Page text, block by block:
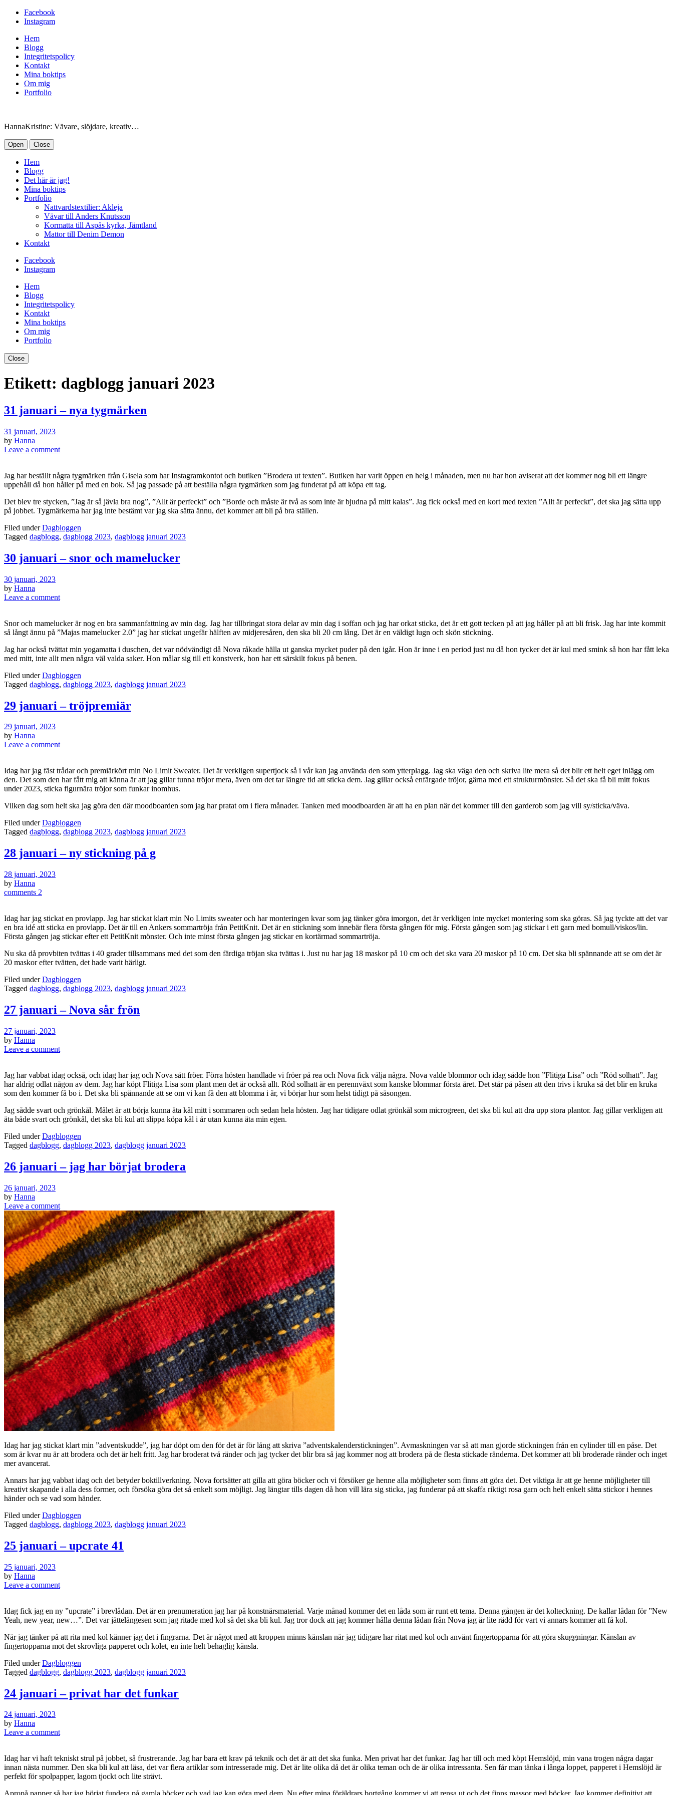
Facebook
Instagram
Hem
Blogg
Integritetspolicy
Kontakt
Mina boktips
Om mig
Portfolio
HannaKristine: Vävare, slöjdare, kreativ…
Open Close
Hem
Blogg
Det här är jag!
Mina boktips
Portfolio
Nattvardstextilier: Akleja
Vävar till Anders Knutsson
Kormatta till Aspås kyrka, Jämtland
Mattor till Denim Demon
Kontakt
Facebook
Instagram
Hem
Blogg
Integritetspolicy
Kontakt
Mina boktips
Om mig
Portfolio
Close
Etikett: dagblogg januari 2023
31 januari – nya tygmärken
31 januari, 2023
by Hanna
Leave a comment
Jag har beställt några tygmärken från Gisela som har Instagramkontot och butiken ”Brodera ut texten”. Butiken har varit öppen en helg i månaden, men nu har hon aviserat att det kommer nog bli ett längre
uppehåll då hon håller på med en bok. Så jag passade på att beställa några tygmärken som jag funderat på att köpa ett tag.
Det blev tre stycken, ”Jag är så jävla bra nog”, ”Allt är perfeckt” och ”Borde och måste är två as som inte är bjudna på mitt kalas”. Jag fick också med en kort med texten ”Allt är perfeckt”, det ska jag sätta upp
på jobbet. Tygmärkerna har jag inte bestämt var jag ska sätta ännu, det kommer att bli på bra ställen.
Filed underDagbloggen
Tagged dagblogg, dagblogg 2023, dagblogg januari 2023
30 januari – snor och mamelucker
30 januari, 2023
by Hanna
Leave a comment
Snor och mamelucker är nog en bra sammanfattning av min dag. Jag har tillbringat stora delar av min dag i soffan och jag har orkat sticka, det är ett gott tecken på att jag håller på att bli frisk. Jag har inte kommit
så långt ännu på ”Majas mamelucker 2.0” jag har stickat ungefär hälften av midjeresåren, den ska bli 20 cm lång. Det är en väldigt lugn och skön stickning.
Jag har också tvättat min yogamatta i duschen, det var nödvändigt då Nova råkade hälla ut ganska mycket puder på den igår. Hon är inne i en period just nu då hon tycker det är kul med smink så hon har fått leka
med mitt, inte allt men några väl valda saker. Hon målar sig till ett konstverk, hon har ett särskilt fokus på benen.
Filed underDagbloggen
Tagged dagblogg, dagblogg 2023, dagblogg januari 2023
29 januari – tröjpremiär
29 januari, 2023
by Hanna
Leave a comment
Idag har jag fäst trådar och premiärkört min No Limit Sweater. Det är verkligen supertjock så i vår kan jag använda den som ytterplagg. Jag ska väga den och skriva lite mera så det blir ett helt eget inlägg om
den. Det som den har fått mig att känna är att jag gillar tunna tröjor mera, även om det tar längre tid att sticka dem. Jag gillar också enfärgade tröjor, gärna med ett strukturmönster. Så det ska få bli mitt fokus
under 2023, sticka figurnära tröjor som funkar inomhus.
Vilken dag som helt ska jag göra den där moodboarden som jag har pratat om i flera månader. Tanken med moodboarden är att ha en plan när det kommer till den garderob som jag vill sy/sticka/väva.
Filed underDagbloggen
Tagged dagblogg, dagblogg 2023, dagblogg januari 2023
28 januari – ny stickning på g
28 januari, 2023
by Hanna
comments 2
Idag har jag stickat en provlapp. Jag har stickat klart min No Limits sweater och har monteringen kvar som jag tänker göra imorgon, det är verkligen inte mycket montering som ska göras. Så jag tyckte att det var
en bra idé att sticka en provlapp. Det är till en Ankers sommartröja från PetitKnit. Det är en stickning som innebär flera första gången för mig. Första gången som jag stickar i ett garn med bomull/viskos/lin.
Första gången jag stickar efter ett PetitKnit mönster. Och inte minst första gången jag stickar en kortärmad sommartröja.
Nu ska då provbiten tvättas i 40 grader tillsammans med det som den färdiga tröjan ska tvättas i. Just nu har jag 18 maskor på 10 cm och det ska vara 20 maskor på 10 cm. Det ska bli spännande att se om det är
20 maskor efter tvätten, det hade varit härligt.
Filed underDagbloggen
Tagged dagblogg, dagblogg 2023, dagblogg januari 2023
27 januari – Nova sår frön
27 januari, 2023
by Hanna
Leave a comment
Jag har vabbat idag också, och idag har jag och Nova sått fröer. Förra hösten handlade vi fröer på rea och Nova fick välja några. Nova valde blommor och idag sådde hon ”Flitiga Lisa” och ”Röd solhatt”. Jag
har aldrig odlat någon av dem. Jag har köpt Flitiga Lisa som plant men det är också allt. Röd solhatt är en perennväxt som kanske blommar första året. Det står på påsen att den trivs i kruka så det blir en kruka
som den kommer få bo i. Det ska bli spännande att se om vi kan få den att blomma i år, vi börjar hur som helst tidigt på säsongen.
Jag sådde svart och grönkål. Målet är att börja kunna äta kål mitt i sommaren och sedan hela hösten. Jag har tidigare odlat grönkål som microgreen, det ska bli kul att dra upp stora plantor. Jag gillar verkligen att
äta både svart och grönkål, det ska bli kul att slippa köpa kål i år utan kunna äta min egen.
Filed underDagbloggen
Tagged dagblogg, dagblogg 2023, dagblogg januari 2023
26 januari – jag har börjat brodera
26 januari, 2023
by Hanna
Leave a comment
Idag har jag stickat klart min ”adventskudde”, jag har döpt om den för det är för lång att skriva ”adventskalenderstickningen”. Avmaskningen var så att man gjorde stickningen från en cylinder till en påse. Det
som är kvar nu är att brodera och det är helt fritt. Jag har broderat två ränder och jag tycker det blir bra så jag kommer nog att brodera på de flesta stickade ränderna. Det kommer att bli broderade ränder och inget
mer avancerat.
Annars har jag vabbat idag och det betyder boktillverkning. Nova fortsätter att gilla att göra böcker och vi försöker ge henne alla möjligheter som finns att göra det. Det viktiga är att ge henne möjligheter till
kreativt skapande i alla dess former, och försöka göra det så enkelt som möjligt. Jag längtar tills dagen då hon vill lära sig sticka, jag funderar på att skaffa riktigt rosa garn och helt enkelt sätta stickor i hennes
händer och se vad som händer.
Filed underDagbloggen
Tagged dagblogg, dagblogg 2023, dagblogg januari 2023
25 januari – upcrate 41
25 januari, 2023
by Hanna
Leave a comment
Idag fick jag en ny ”upcrate” i brevlådan. Det är en prenumeration jag har på konstnärsmaterial. Varje månad kommer det en låda som är runt ett tema. Denna gången är det kolteckning. De kallar lådan för ”New
Yeah, new year, new…”. Det var jättelängesen som jag ritade med kol så det ska bli kul. Jag tror dock att jag kommer hålla denna lådan från Nova jag är lite rädd för vart vi annars kommer att få kol.
När jag tänker på att rita med kol känner jag det i fingrarna. Det är något med att kroppen minns känslan när jag tidigare har ritat med kol och använt fingertopparna för att göra skuggningar. Känslan av
fingertopparna mot det skrovliga papperet och kolet, en inte helt behaglig känsla.
Filed underDagbloggen
Tagged dagblogg, dagblogg 2023, dagblogg januari 2023
24 januari – privat har det funkar
24 januari, 2023
by Hanna
Leave a comment
Idag har vi haft tekniskt strul på jobbet, så frustrerande. Jag har bara ett krav på teknik och det är att det ska funka. Men privat har det funkar. Jag har till och med köpt Hemslöjd, min vana trogen några dagar
innan nästa nummer. Den ska bli kul att läsa, det var flera artiklar som intresserade mig. Det är lite olika då det är olika teman och de är olika intressanta. Sen får man tänka i långa loppet, papperet i Hemslöjd är
perfekt för spolpapper, lagom tjockt och lite strävt.